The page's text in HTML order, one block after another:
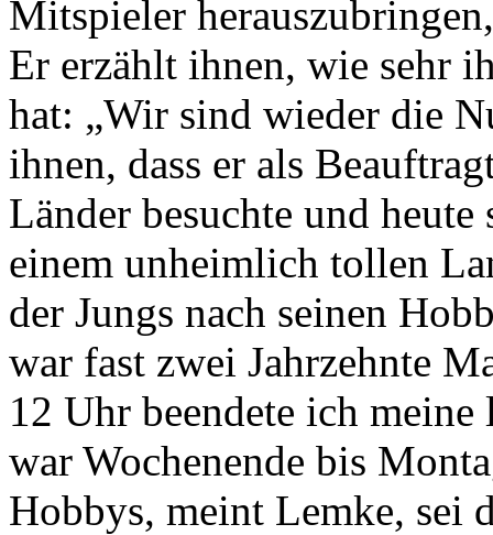
Mitspieler
Er erzählt ihnen, wie sehr
hat: „Wir sind wieder die
ihnen, dass er als
Länder besuchte und
einem unheimlich tollen
der Jungs nach seinen
war fast zwei Jahrzehnte
12 Uhr beendete ich
war Wochenende bis
Hobbys, meint Lemke, sei